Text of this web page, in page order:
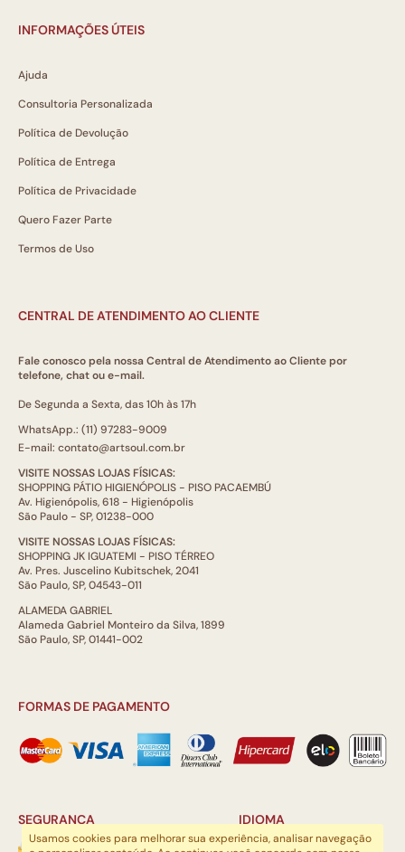
INFORMAÇÕES ÚTEIS
Ajuda
Consultoria Personalizada
Política de Devolução
Política de Entrega
Política de Privacidade
Quero Fazer Parte
Termos de Uso
CENTRAL DE ATENDIMENTO AO CLIENTE
Fale conosco pela nossa Central de Atendimento ao Cliente por
telefone, chat ou e-mail.
De Segunda a Sexta, das 10h às 17h
WhatsApp.: (11) 97283-9009
E-mail: contato@artsoul.com.br
VISITE NOSSAS LOJAS FÍSICAS:
SHOPPING PÁTIO HIGIENÓPOLIS - PISO PACAEMBÚ
Av. Higienópolis, 618 - Higienópolis
São Paulo - SP, 01238-000
VISITE NOSSAS LOJAS FÍSICAS:
SHOPPING JK IGUATEMI - PISO TÉRREO
Av. Pres. Juscelino Kubitschek, 2041
São Paulo, SP, 04543-011
ALAMEDA GABRIEL
Alameda Gabriel Monteiro da Silva, 1899
São Paulo, SP, 01441-002
FORMAS DE PAGAMENTO
SEGURANÇA IDIOMA
Usamos cookies para melhorar sua experiência, analisar navegação